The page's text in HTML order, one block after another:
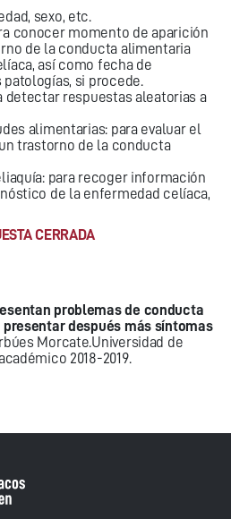
sexo, etc.
conocer momento de aparición
de la conducta alimentaria
así como fecha de
si procede.
detectar respuestas aleatorias a
alimentarias: para evaluar el
trastorno de la conducta
para recoger información
de la enfermedad celíaca,
CERRADA
problemas de conducta
después más síntomas
Morcate.Universidad de
2018-2019.